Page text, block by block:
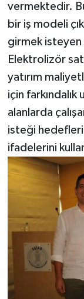
vermektedir.
bir iş modeli
girmek
Elektrolizör
yatırım
için
alanlarda
isteği hedefleri
ifadelerini